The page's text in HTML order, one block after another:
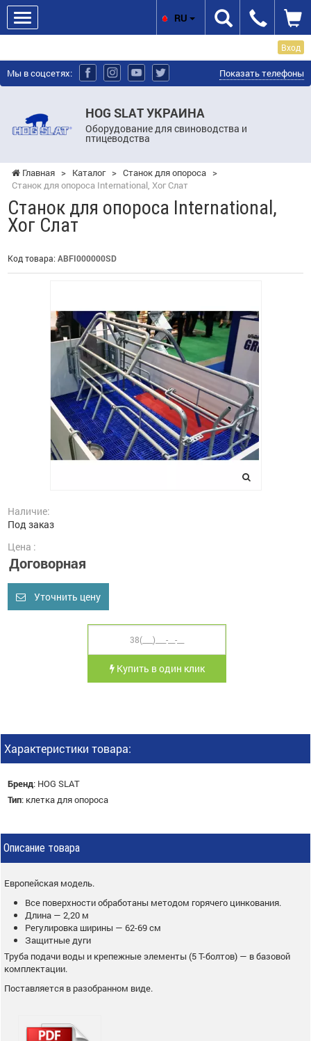
Вход
Мы в соцсетях: Показать телефоны
HOG SLAT УКРАИНА
Оборудование для свиноводства и
птицеводства
RU
Главная > Каталог > Станок для опороса >
Станок для опороса International, Хог Слат
Станок для опороса International,
Хог Слат
Код товара: ABFI000000SD
Наличие:
Под заказ
Цена :
Договорная
Уточнить цену
Купить в один клик
Характеристики товара:
Бренд: HOG SLAT
Тип: клетка для опороса
Описание товара
Европейская модель.
Все поверхности обработаны методом горячего цинкования.
Длина — 2,20 м
Регулировка ширины — 62-69 см
Защитные дуги
Труба подачи воды и крепежные элементы (5 Т-болтов) — в базовой
комплектации.
Поставляется в разобранном виде.